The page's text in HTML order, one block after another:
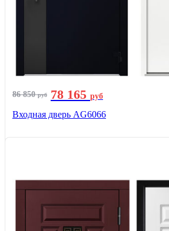
86 850руб 78 165 руб
Входная дверь AG6066